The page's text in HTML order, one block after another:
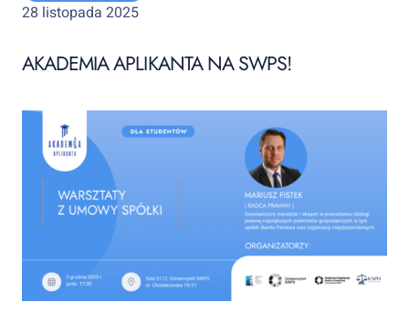
28 listopada 2025
AKADEMIA APLIKANTA NA SWPS!